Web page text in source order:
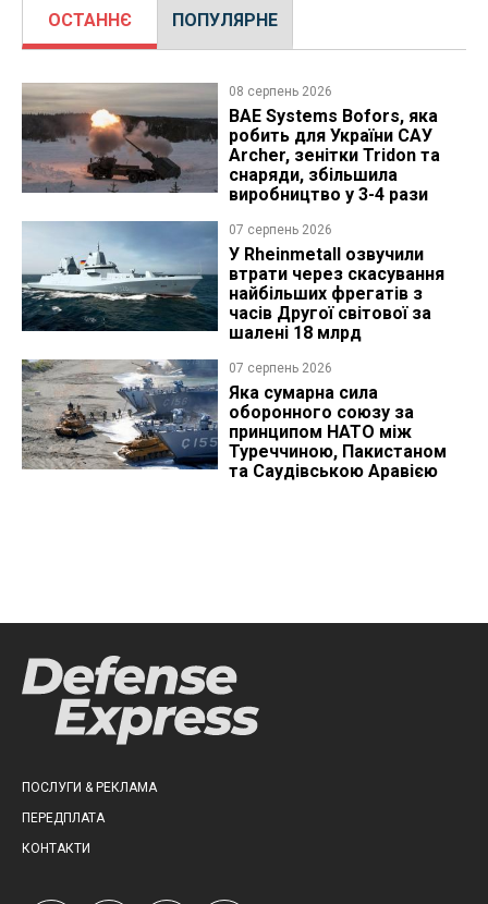
ОСТАННЄ ПОПУЛЯРНЕ
08 серпень 2026
BAE Systems Bofors, яка
робить для України САУ
Archer, зенітки Tridon та
снаряди, збільшила
виробництво у 3-4 рази
07 серпень 2026
У Rheinmetall озвучили
втрати через скасування
найбільших фрегатів з
часів Другої світової за
шалені 18 млрд
07 серпень 2026
Яка сумарна сила
оборонного союзу за
принципом НАТО між
Туреччиною, Пакистаном
та Саудівською Аравією
ПОСЛУГИ & РЕКЛАМА
ПЕРЕДПЛАТА
КОНТАКТИ